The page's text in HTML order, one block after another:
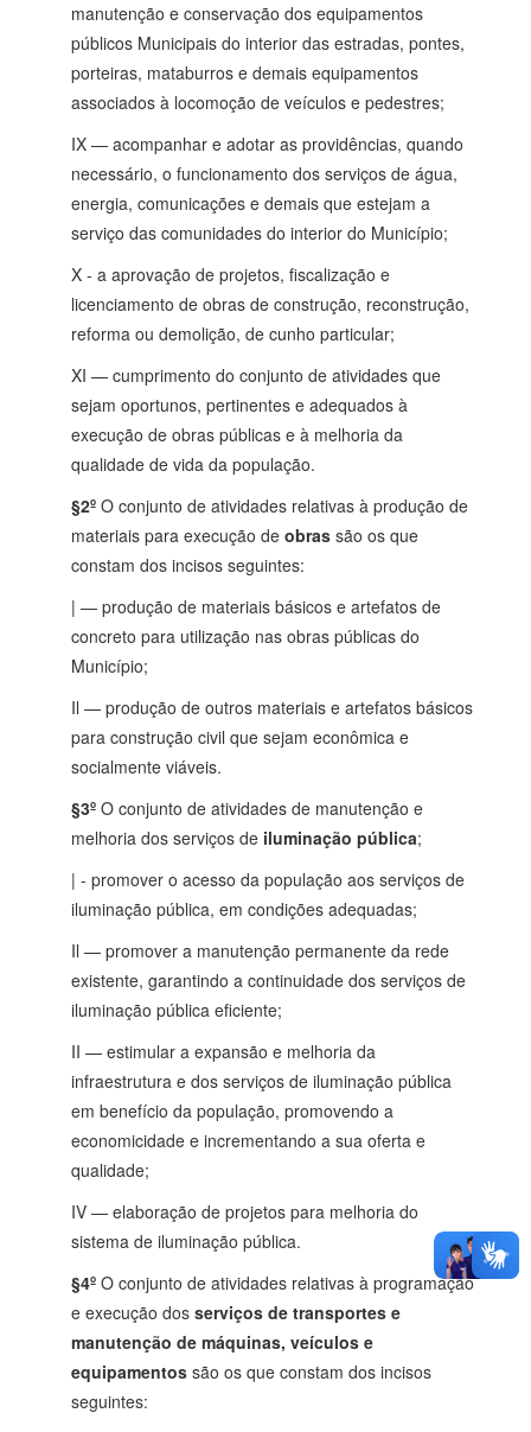
manutenção e conservação dos equipamentos
públicos Municipais do interior das estradas, pontes,
porteiras, mataburros e demais equipamentos
associados à locomoção de veículos e pedestres;
IX — acompanhar e adotar as providências, quando
necessário, o funcionamento dos serviços de água,
energia, comunicações e demais que estejam a
serviço das comunidades do interior do Município;
X - a aprovação de projetos, fiscalização e
licenciamento de obras de construção, reconstrução,
reforma ou demolição, de cunho particular;
XI — cumprimento do conjunto de atividades que
sejam oportunos, pertinentes e adequados à
execução de obras públicas e à melhoria da
qualidade de vida da população.
§2º O conjunto de atividades relativas à produção de
materiais para execução de obras são os que
constam dos incisos seguintes:
| — produção de materiais básicos e artefatos de
concreto para utilização nas obras públicas do
Município;
Il — produção de outros materiais e artefatos básicos
para construção civil que sejam econômica e
socialmente viáveis.
§3º O conjunto de atividades de manutenção e
melhoria dos serviços de iluminação pública;
| - promover o acesso da população aos serviços de
iluminação pública, em condições adequadas;
Il — promover a manutenção permanente da rede
existente, garantindo a continuidade dos serviços de
iluminação pública eficiente;
II — estimular a expansão e melhoria da
infraestrutura e dos serviços de iluminação pública
em benefício da população, promovendo a
economicidade e incrementando a sua oferta e
qualidade;
IV — elaboração de projetos para melhoria do
sistema de iluminação pública.
§4º O conjunto de atividades relativas à programação
e execução dos serviços de transportes e
manutenção de máquinas, veículos e
equipamentos são os que constam dos incisos
seguintes: